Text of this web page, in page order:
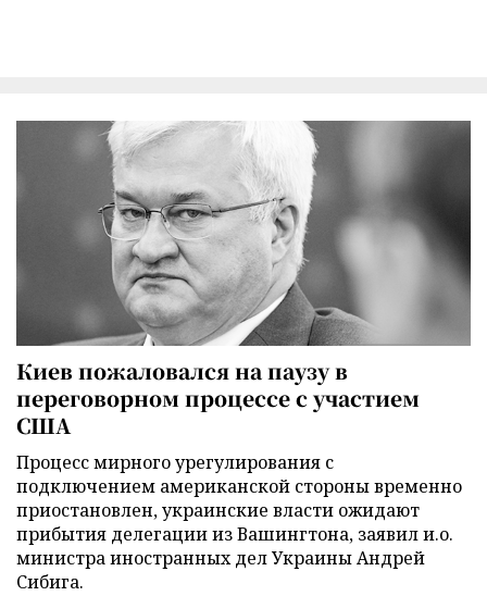
Киев пожаловался на паузу в
переговорном процессе с участием
США
Процесс мирного урегулирования с
подключением американской стороны временно
приостановлен, украинские власти ожидают
прибытия делегации из Вашингтона, заявил и.о.
министра иностранных дел Украины Андрей
Сибига.